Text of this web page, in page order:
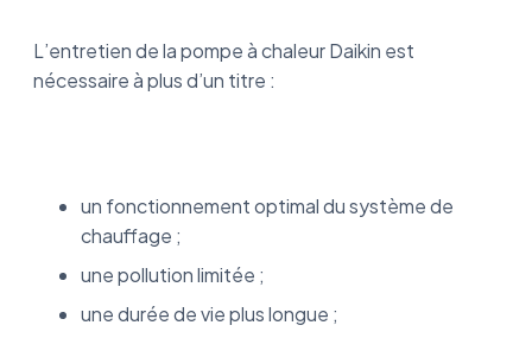
L’entretien de la pompe à chaleur Daikin est
nécessaire à plus d’un titre :
un fonctionnement optimal du système de
chauffage ;
une pollution limitée ;
une durée de vie plus longue ;